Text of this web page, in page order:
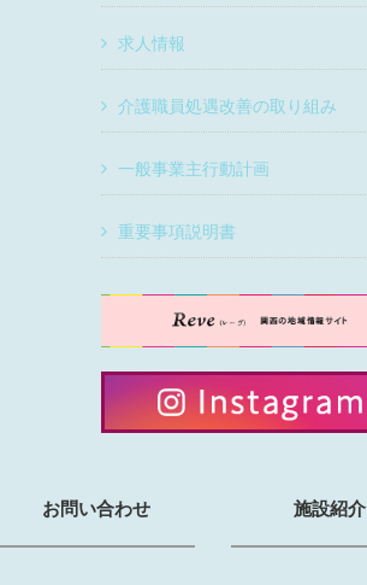
求人情報
介護職員処遇改善の取り組み
一般事業主行動計画
重要事項説明書
お問い合わせ 施設紹介